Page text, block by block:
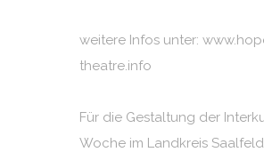
weitere Infos unter:
theatre.info
Für die Gestaltung der
Woche im Landkreis